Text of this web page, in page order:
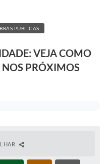
PÚBLICAS
VEJA COMO
PRÓXIMOS